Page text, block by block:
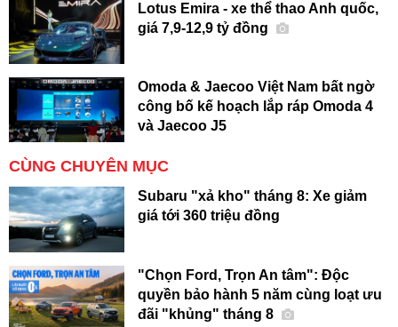
Lotus Emira - xe thể thao Anh quốc,
giá 7,9-12,9 tỷ đồng
Omoda & Jaecoo Việt Nam bất ngờ
công bố kế hoạch lắp ráp Omoda 4
và Jaecoo J5
CÙNG CHUYÊN MỤC
Subaru "xả kho" tháng 8: Xe giảm
giá tới 360 triệu đồng
"Chọn Ford, Trọn An tâm": Độc
quyền bảo hành 5 năm cùng loạt ưu
đãi "khủng" tháng 8